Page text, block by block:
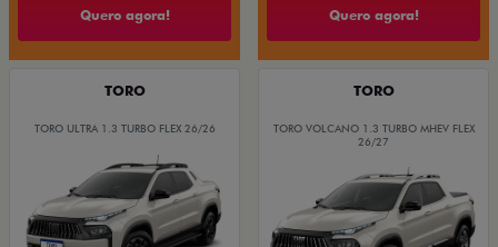
Quero agora! Quero agora!
TORO
TORO ULTRA 1.3 TURBO FLEX 26/26
TORO
TORO VOLCANO 1.3 TURBO MHEV FLEX
26/27